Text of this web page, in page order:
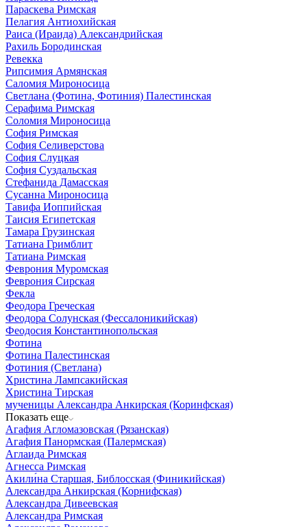
Параскева Римская
Пелагия Антиохийская
Раиса (Ираида) Александрийская
Рахиль Бородинская
Ревекка
Рипсимия Армянская
Саломия Мироносица
Светлана (Фотина, Фотиния) Палестинская
Серафима Римская
Соломия Мироносица
София Римская
София Селиверстова
София Слуцкая
София Суздальская
Стефанида Дамасская
Сусанна Мироносица
Тавифа Иоппийская
Таисия Египетская
Тамара Грузинская
Татиана Гримблит
Татиана Римская
Феврония Муромская
Феврония Сирская
Фекла
Феодора Греческая
Феодора Солунская (Фессалоникийская)
Феодосия Константинопольская
Фотина
Фотина Палестинская
Фотиния (Светлана)
Христина Лампсакийская
Христина Тирская
мученицы Александра Анкирская (Коринфская)
Показать еще
Агафия Агломазовская (Рязанская)
Агафия Панормская (Палермская)
Аглаида Римская
Агнесса Римская
Акили́на Старшая, Библосская (Финикийская)
Александра Анкирская (Корнифская)
Александра Дивеевская
Александра Римская